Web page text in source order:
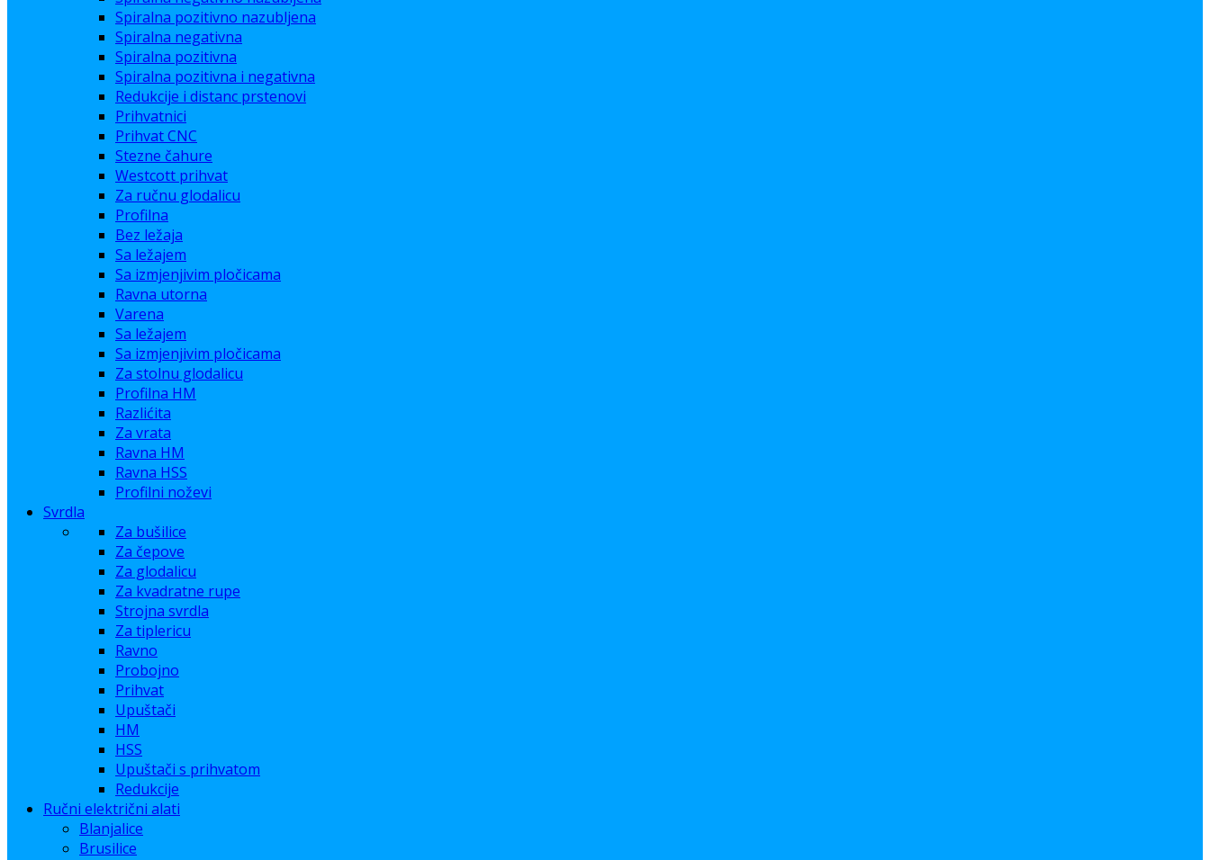
Spiralna pozitivno nazubljena
Spiralna negativna
Spiralna pozitivna
Spiralna pozitivna i negativna
Redukcije i distanc prstenovi
Prihvatnici
Prihvat CNC
Stezne čahure
Westcott prihvat
Za ručnu glodalicu
Profilna
Bez ležaja
Sa ležajem
Sa izmjenjivim pločicama
Ravna utorna
Varena
Sa ležajem
Sa izmjenjivim pločicama
Za stolnu glodalicu
Profilna HM
Razlićita
Za vrata
Ravna HM
Ravna HSS
Profilni noževi
Svrdla
Za bušilice
Za čepove
Za glodalicu
Za kvadratne rupe
Strojna svrdla
Za tiplericu
Ravno
Probojno
Prihvat
Upuštači
HM
HSS
Upuštači s prihvatom
Redukcije
Ručni električni alati
Blanjalice
Brusilice